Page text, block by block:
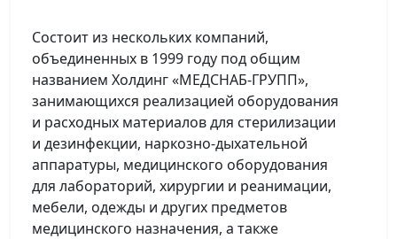
Состоит из нескольких компаний,
объединенных в 1999 году под общим
названием Холдинг «МЕДСНАБ-ГРУПП»,
занимающихся реализацией оборудования
и расходных материалов для стерилизации
и дезинфекции, наркозно-дыхательной
аппаратуры, медицинского оборудования
для лабораторий, хирургии и реанимации,
мебели, одежды и других предметов
медицинского назначения, а также